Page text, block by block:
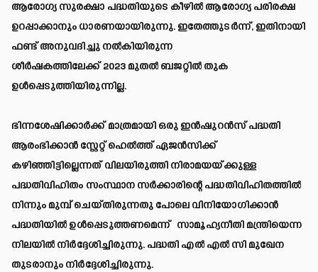
ആരോഗ്യ സുരക്ഷാ പദ്ധതിയുടെ കീഴിൽ ആരോഗ്യ പരിരക്ഷ
ഉറപ്പാക്കാനും ധാരണയായിരുന്നു. ഇതേത്തുടർന്ന്, ഇതിനായി
ഫണ്ട് അനുവദിച്ചു നൽകിയിരുന്ന
ശീർഷകത്തിലേക്ക് 2023 മുതൽ ബജറ്റിൽ തുക
ഉൾപ്പെടുത്തിയിരുന്നില്ല.
ഭിന്നശേഷിക്കാർക്ക് മാത്രമായി ഒരു ഇൻഷുറൻസ് പദ്ധതി
ആരംഭിക്കാൻ സ്റ്റേറ്റ് ഹെൽത്ത് ഏജൻസിക്ക്
കഴിഞ്ഞിട്ടില്ലെന്നത് വിലയിരുത്തി നിരാമയയ്ക്കുള്ള
പദ്ധതിവിഹിതം സംസ്ഥാന സർക്കാരിന്റെ പദ്ധതിവിഹിതത്തിൽ
നിന്നും മുമ്പ് ചെയ്തിരുന്നതു പോലെ വിനിയോഗിക്കാൻ
പദ്ധതിയിൽ ഉൾപ്പെടുത്തണമെന്ന് സാമൂഹ്യനീതി മന്ത്രിയെന്ന
നിലയിൽ നിർദ്ദേശിച്ചിരുന്നു. പദ്ധതി എൽ എൽ സി മുഖേന
തുടരാനും നിർദ്ദേശിച്ചിരുന്നു.